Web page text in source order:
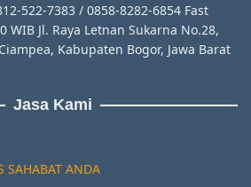
522-7383 / 0858-8282-6854 Fast
WIB Jl. Raya Letnan Sukarna No.28,
Kabupaten Bogor, Jawa Barat
Jasa Kami
SAHABAT ANDA